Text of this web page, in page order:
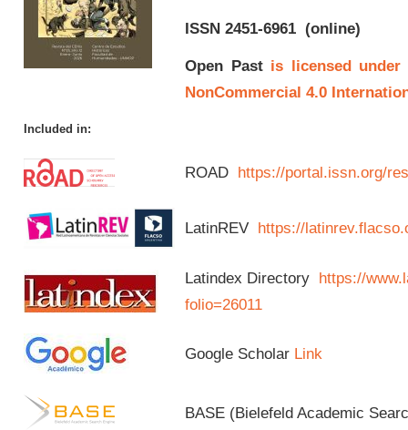
ISSN 2451-6961(online)
Open Past is licensed under
NonCommercial 4.0
Included in:
ROAD https://portal.issn.org/
LatinREV https://
Latindex Directory https://
folio=26011
Google Scholar Link
BASE (Bielefeld Academic